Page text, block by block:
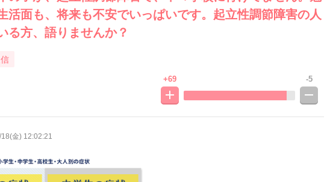
活面も、将来も不安でいっぱいです。起立性調節障害の人
る方、語りませんか？
+69 -5
金) 12:02:21